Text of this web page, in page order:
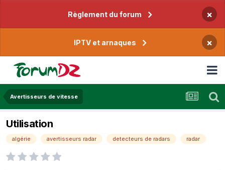
Règlement du forum ×
IPTV et arnaques ×
Avertisseurs de vitesse
Utilisation
algérie avertisseurs radar detecteurs de radars radar